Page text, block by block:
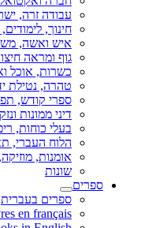
עבודה זרה,
חינוך,
איש ואשה,
גוף ומראה
כשרות, אוכל
טהרה, נטילת
ספרי קודש,
דיני ממונות
בעלי כוחות,
הלוח העברי,
אומנות,
שונות
ספרים
ספרים בעברית
en français